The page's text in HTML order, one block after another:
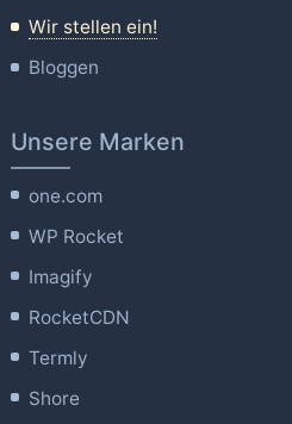
Wir stellen ein!
Bloggen
Unsere Marken
one.com
WP Rocket
Imagify
RocketCDN
Termly
Shore